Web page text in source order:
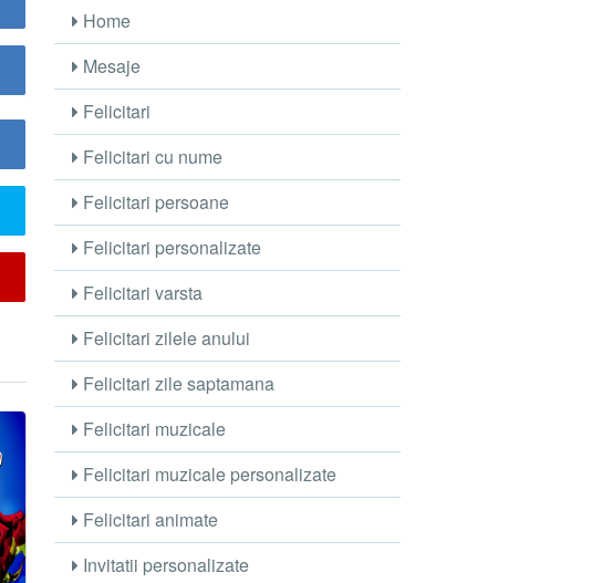
Home
Mesaje
Felicitari
Felicitari cu nume
Felicitari persoane
Felicitari personalizate
Felicitari varsta
Felicitari zilele anului
Felicitari zile saptamana
Felicitari muzicale
Felicitari muzicale personalizate
Felicitari animate
Invitatii personalizate